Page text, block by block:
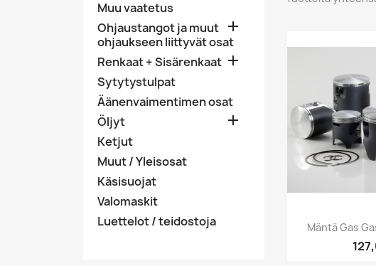
Muu vaatetus
Ohjaustangot ja muut
ohjaukseen liittyvät osat

Renkaat + Sisärenkaat 
Sytytystulpat
Äänenvaimentimen osat
Öljyt

Ketjut
Muut / Yleisosat
Käsisuojat
Valomaskit
Luettelot / teidostoja

Mäntä Gas